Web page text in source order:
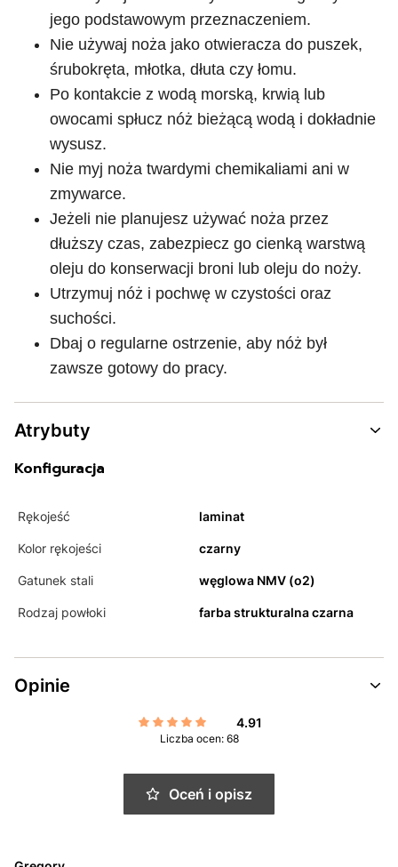
jego podstawowym przeznaczeniem.
Nie używaj noża jako otwieracza do puszek,
śrubokręta, młotka, dłuta czy łomu.
Po kontakcie z wodą morską, krwią lub
owocami spłucz nóż bieżącą wodą i dokładnie
wysusz.
Nie myj noża twardymi chemikaliami ani w
zmywarce.
Jeżeli nie planujesz używać noża przez
dłuższy czas, zabezpiecz go cienką warstwą
oleju do konserwacji broni lub oleju do noży.
Utrzymuj nóż i pochwę w czystości oraz
suchości.
Dbaj o regularne ostrzenie, aby nóż był
zawsze gotowy do pracy.
Atrybuty
Konfiguracja
Rękojeść laminat
Kolor rękojeści czarny
Gatunek stali węglowa NMV (o2)
Rodzaj powłoki farba strukturalna czarna
Opinie
4.91
Liczba ocen: 68
Oceń i opisz